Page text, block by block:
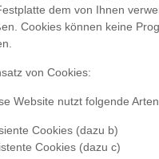
dem von Ihnen
Cookies können keine
von Cookies:
Website nutzt folgende
Cookies (dazu b)
Cookies (dazu c)